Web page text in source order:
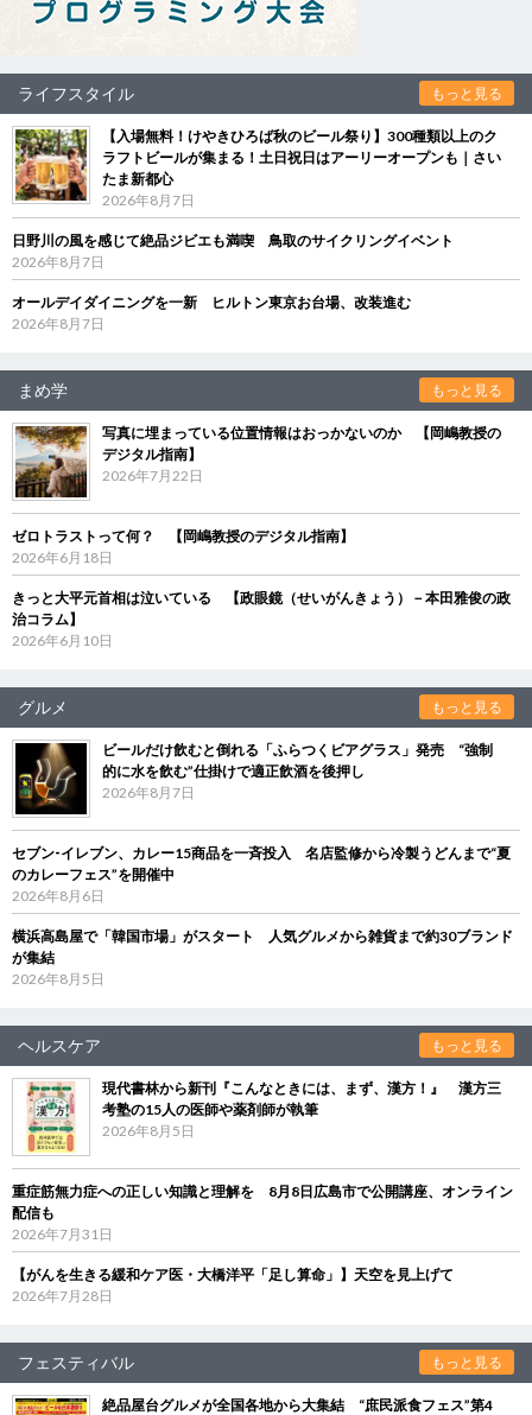
ライフスタイル もっと見る
【入場無料！けやきひろば秋のビール祭り】300種類以上のク
ラフトビールが集まる！土日祝日はアーリーオープンも｜さい
たま新都心
2026年8月7日
日野川の風を感じて絶品ジビエも満喫 鳥取のサイクリングイベント
2026年8月7日
オールデイダイニングを一新 ヒルトン東京お台場、改装進む
2026年8月7日
まめ学 もっと見る
写真に埋まっている位置情報はおっかないのか 【岡嶋教授の
デジタル指南】
2026年7月22日
ゼロトラストって何？ 【岡嶋教授のデジタル指南】
2026年6月18日
きっと大平元首相は泣いている 【政眼鏡（せいがんきょう）－本田雅俊の政
治コラム】
2026年6月10日
グルメ もっと見る
ビールだけ飲むと倒れる「ふらつくビアグラス」発売 “強制
的に水を飲む”仕掛けで適正飲酒を後押し
2026年8月7日
セブン‐イレブン、カレー15商品を一斉投入 名店監修から冷製うどんまで“夏
のカレーフェス”を開催中
2026年8月6日
横浜高島屋で「韓国市場」がスタート 人気グルメから雑貨まで約30ブランド
が集結
2026年8月5日
ヘルスケア もっと見る
現代書林から新刊『こんなときには、まず、漢方！』 漢方三
考塾の15人の医師や薬剤師が執筆
2026年8月5日
重症筋無力症への正しい知識と理解を 8月8日広島市で公開講座、オンライン
配信も
2026年7月31日
【がんを生きる緩和ケア医・大橋洋平「足し算命」】天空を見上げて
2026年7月28日
フェスティバル もっと見る
絶品屋台グルメが全国各地から大集結 “庶民派食フェス”第4